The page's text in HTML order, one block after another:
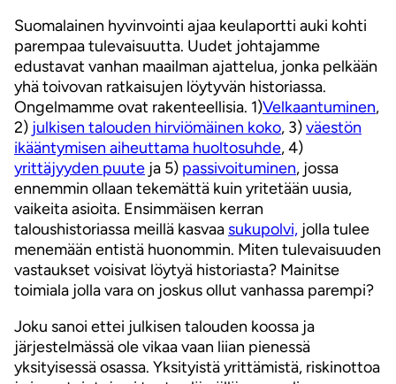
Suomalainen hyvinvointi ajaa keulaportti auki kohti
parempaa tulevaisuutta. Uudet johtajamme
edustavat vanhan maailman ajattelua, jonka pelkään
yhä toivovan ratkaisujen löytyvän historiassa.
Ongelmamme ovat rakenteellisia. 1)Velkaantuminen,
2) julkisen talouden hirviömäinen koko, 3)väestön
ikääntymisen aiheuttama huoltosuhde, 4)
yrittäjyyden puute ja 5) passivoituminen, jossa
ennemmin ollaan tekemättä kuin yritetään uusia,
vaikeita asioita. Ensimmäisen kerran
taloushistoriassa meillä kasvaa sukupolvi, jolla tulee
menemään entistä huonommin. Miten tulevaisuuden
vastaukset voisivat löytyä historiasta? Mainitse
toimiala jolla vara on joskus ollut vanhassa parempi?
Joku sanoi ettei julkisen talouden koossa ja
järjestelmässä ole vikaa vaan liian pienessä
yksityisessä osassa. Yksityistä yrittämistä, riskinottoa